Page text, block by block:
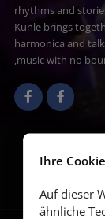
rhythms and
Kunle brings
harmonica and
‚music with no
Ihre
Auf dieser
ähnliche